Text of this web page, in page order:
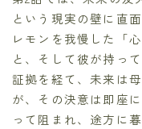
という現実の壁に直
レモンを我慢した「
と、そして彼が持っ
証拠を経て、未来は
が、その決意は即座
って阻まれ、途方に